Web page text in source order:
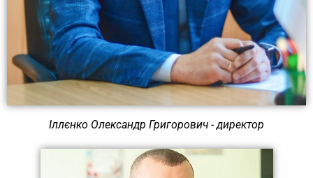
Іллєнко Олександр Григорович - директор